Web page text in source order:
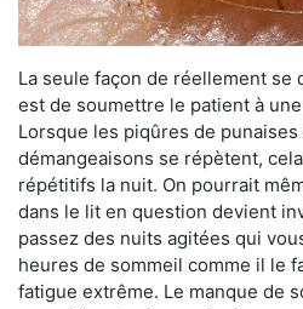
La seule façon de réellement se
est de soumettre le patient à
Lorsque les piqûres de
démangeaisons se répètent,
répétitifs la nuit. On pourrait
dans le lit en question devient
passez des nuits agitées qui
heures de sommeil comme il le
fatigue extrême. Le manque de